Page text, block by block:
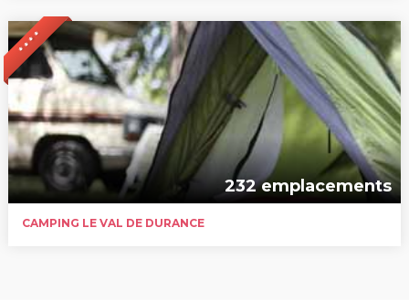
* * * *
232 emplacements
CAMPING LE VAL DE DURANCE